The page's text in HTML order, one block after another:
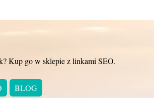
Kup go w sklepie z linkami SEO.
BLOG